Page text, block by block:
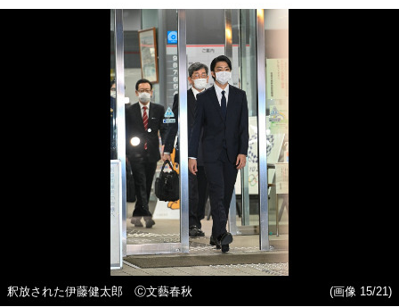
釈放された伊藤健太郎 Ⓒ文藝春秋 (画像 15/21)